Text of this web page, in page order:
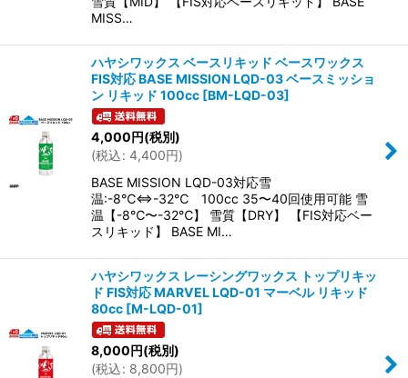
MISS…
ハヤシワックス ベースリキッド ベースワックス
FIS対応 BASE MISSION LQD-03 ベースミッショ
ン リキッド 100cc [BM-LQD-03]
4,000円(税別)
(税込: 4,400円)
BASE MISSION LQD-03対応雪
温:-8℃⇔-32℃ 100cc 35〜40回使用可能 雪
温【-8℃〜-32℃】 雪質【DRY】 【FIS対応ベー
スリキッド】 BASE MI…
ハヤシワックス レーシングワックス トップリキッ
ド FIS対応 MARVEL LQD-01 マーベル リキッド
80cc [M-LQD-01]
8,000円(税別)
(税込: 8,800円)